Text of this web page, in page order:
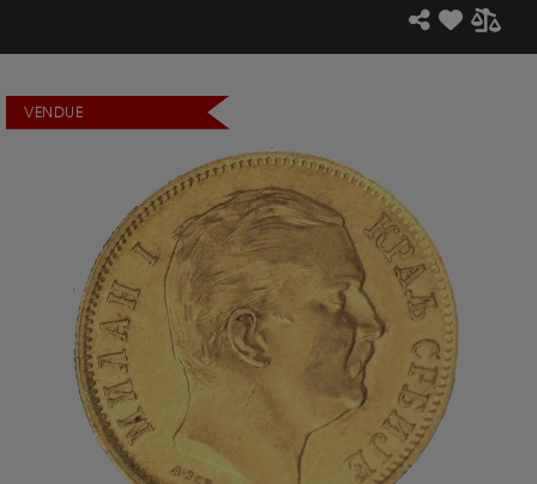
VENDUE